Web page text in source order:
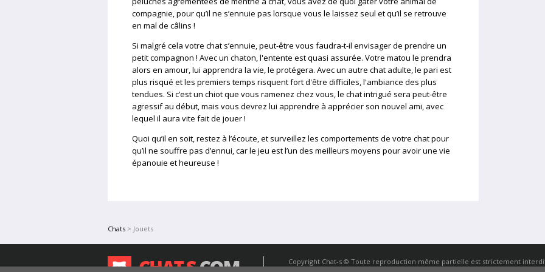
compagnie, pour qu’il ne s’ennuie pas lorsque vous le laissez seul et qu’il se retrouve
en mal de câlins !
Si malgré cela votre chat s’ennuie, peut-être vous faudra-t-il envisager de prendre un
petit compagnon ! Avec un chaton, l'entente est quasi assurée. Votre matou le prendra
alors en amour, lui apprendra la vie, le protégera. Avec un autre chat adulte, le pari est
plus risqué et les premiers temps risquent fort d'être difficiles, l'ambiance des plus
tendues. Si c’est un chiot que vous ramenez chez vous, le chat intrigué sera peut-être
agressif au début, mais vous devrez lui apprendre à apprécier son nouvel ami, avec
lequel il aura vite fait de jouer !
Quoi qu’il en soit, restez à l’écoute, et surveillez les comportements de votre chat pour
qu’il ne souffre pas d’ennui, car le jeu est l’un des meilleurs moyens pour avoir une vie
épanouie et heureuse !
Chats > Jouets
Copyright Chat-s © Toute reproduction même partielle est strictement